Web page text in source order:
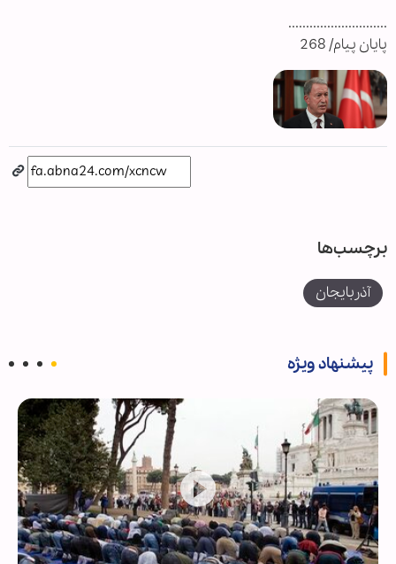
............................
پایان پیام/ 268
برچسب‌ها
آذربایجان
پیشنهاد ویژه